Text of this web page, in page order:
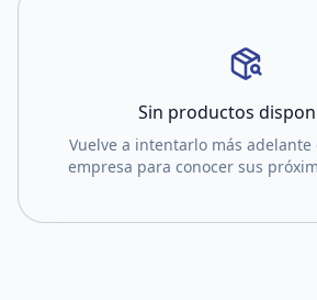
Sin productos
Vuelve a intentarlo más adelante
empresa para conocer sus